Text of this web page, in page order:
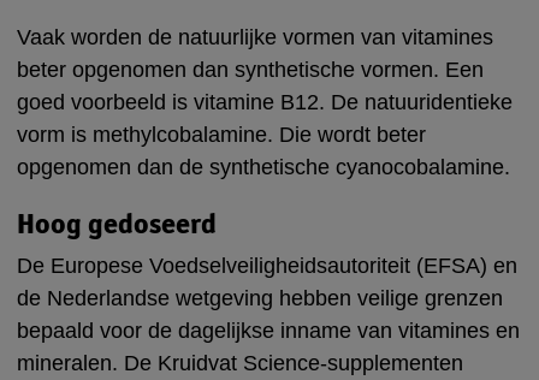
Vaak worden de natuurlijke vormen van vitamines
beter opgenomen dan synthetische vormen. Een
goed voorbeeld is vitamine B12. De natuuridentieke
vorm is methylcobalamine. Die wordt beter
opgenomen dan de synthetische cyanocobalamine.
Hoog gedoseerd
De Europese Voedselveiligheidsautoriteit (EFSA) en
de Nederlandse wetgeving hebben veilige grenzen
bepaald voor de dagelijkse inname van vitamines en
mineralen. De Kruidvat Science-supplementen